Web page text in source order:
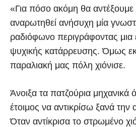
«Για πόσο ακόμη θα αντέξουμε
αναρωτηθεί ανήσυχη μία
ραδιόφωνο περιγράφοντας μια
ψυχικής κατάρρευσης. Όμως
παραλιακή μας πόλη χιόνισε.
Άνοιξα τα πατζούρια
έτοιμος να αντικρίσω ξανά την
Όταν αντίκρισα το στρωμένο